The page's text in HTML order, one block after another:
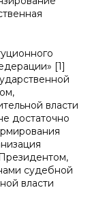
[1]
власти
достаточно
судебной
власти